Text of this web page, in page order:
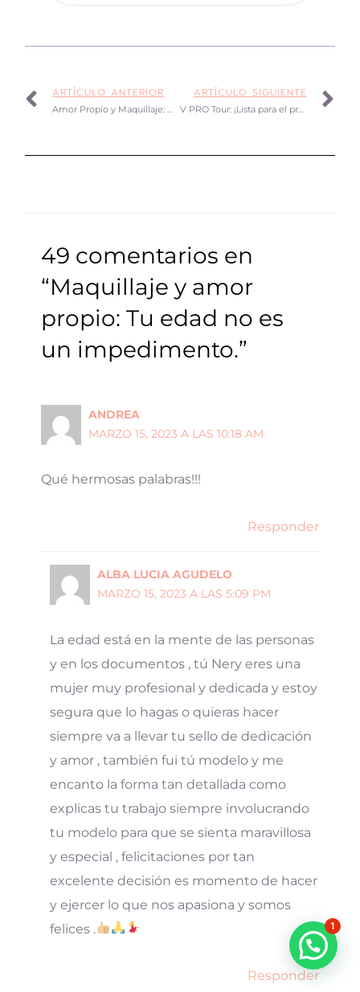
ARTÍCULO ANTERIOR
Amor Propio y Maquillaje: Descubre su Poder
ARTÍCULO SIGUIENTE
V PRO Tour: ¡Lista para el próximo V PRO Tour!
49 comentarios en
“Maquillaje y amor
propio: Tu edad no es
un impedimento.”
ANDREA
MARZO 15, 2023 A LAS 10:18 AM
Qué hermosas palabras!!!
Responder
ALBA LUCIA AGUDELO
MARZO 15, 2023 A LAS 5:09 PM
La edad está en la mente de las personas
y en los documentos , tú Nery eres una
mujer muy profesional y dedicada y estoy
segura que lo hagas o quieras hacer
siempre va a llevar tu sello de dedicación
y amor , también fui tú modelo y me
encanto la forma tan detallada como
explicas tu trabajo siempre involucrando
tu modelo para que se sienta maravillosa
y especial , felicitaciones por tan
excelente decisión es momento de hacer
y ejercer lo que nos apasiona y somos
felices .
Responder
1